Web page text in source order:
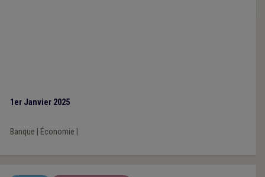
1er Janvier 2025
Banque Économie